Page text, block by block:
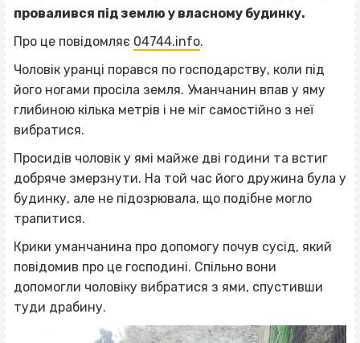
провалився під землю у власному будинку.
Про це повідомляє 04744.info.
Чоловік уранці порався по господарству, коли під
його ногами просіла земля. Уманчанин впав у яму
глибиною кілька метрів і не міг самостійно з неї
вибратися.
Просидів чоловік у ямі майже дві години та встиг
добряче змерзнути. На той час його дружина була у
будинку, але не підозрювала, що подібне могло
трапитися.
Крики уманчанина про допомогу почув сусід, який
повідомив про це господині. Спільно вони
допомогли чоловіку вибратися з ями, спустивши
туди драбину.